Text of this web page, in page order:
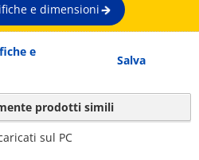
e dimensioni
e
Salva
prodotti simili
sul PC